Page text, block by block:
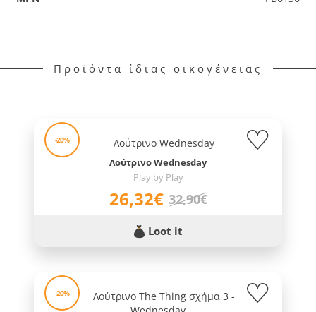
Προϊόντα ίδιας οικογένειας
-20%
Λούτρινο Wednesday
Play by Play
26,32€ 32,90€
Loot it
-20%